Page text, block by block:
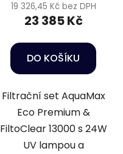
19 326,45 Kč bez DPH
23 385 Kč
DO KOŠÍKU
Filtrační set AquaMax
Eco Premium &
FiltoClear 13000 s 24W
UV lampou a